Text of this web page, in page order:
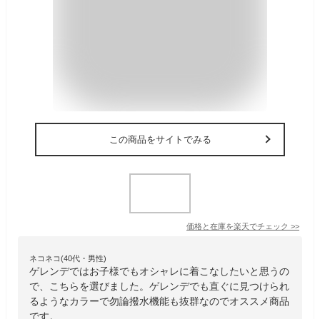
この商品をサイトでみる
価格と在庫を楽天でチェック >>
ネコネコ(40代・男性)
ゲレンデではお子様でもオシャレに着こなしたいと思うの
で、こちらを選びました。ゲレンデでも直ぐに見つけられ
るようなカラーで勿論撥水機能も抜群なのでオススメ商品
です。